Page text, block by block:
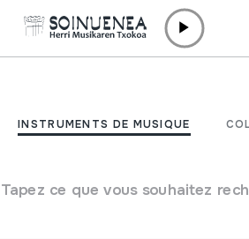
INSTRUMENTS DE MUSIQUE
Tapez ce que vous souhaitez
MANDOLINA
Euterpia; Taparen azalean grabaturik